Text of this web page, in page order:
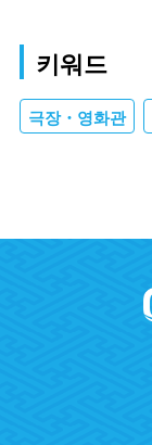
키워드
극장・영화관